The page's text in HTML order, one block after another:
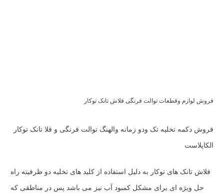
فروش لوازم وقطعات توالت فرنگی فلاش تانک توکار
فروش دکمه تخلیه تک ودو زمانه والهنگ توالت فرنگی و فلا تانک توکار
الکاپلاست
فلاش تانک های توکار به دلیل استفاده از کلید های تخلیه دو ظرفیته راه
حل ویژه ای برای مشکل کمبود آب نیز می باشد پس در مناطقی که